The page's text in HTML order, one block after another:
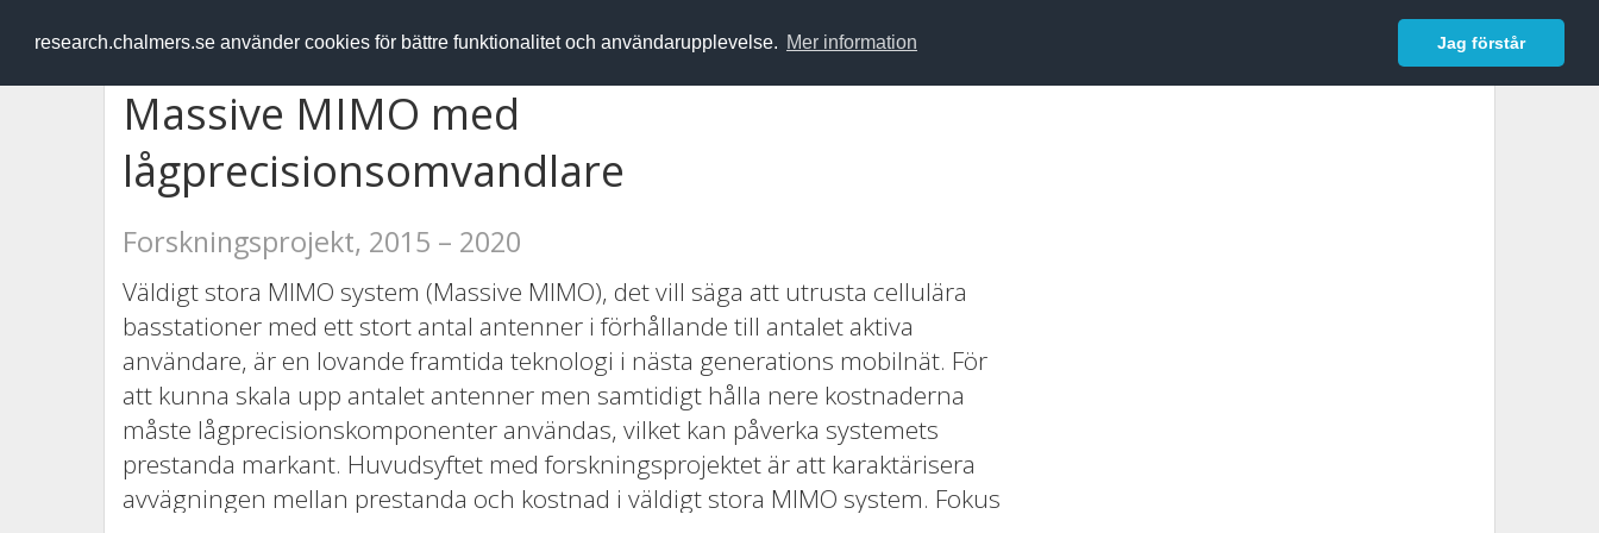
research.chalmers.se använder cookies för bättre funktionalitet och användarupplevelse. Mer information Jag förstår
RESEARCH.chalmers.se Logga in
Massive MIMO med
lågprecisionsomvandlare
Forskningsprojekt, 2015 – 2020
Väldigt stora MIMO system (Massive MIMO), det vill säga att utrusta cellulära
basstationer med ett stort antal antenner i förhållande till antalet aktiva
användare, är en lovande framtida teknologi i nästa generations mobilnät. För
att kunna skala upp antalet antenner men samtidigt hålla nere kostnaderna
måste lågprecisionskomponenter användas, vilket kan påverka systemets
prestanda markant. Huvudsyftet med forskningsprojektet är att karaktärisera
avvägningen mellan prestanda och kostnad i väldigt stora MIMO system. Fokus